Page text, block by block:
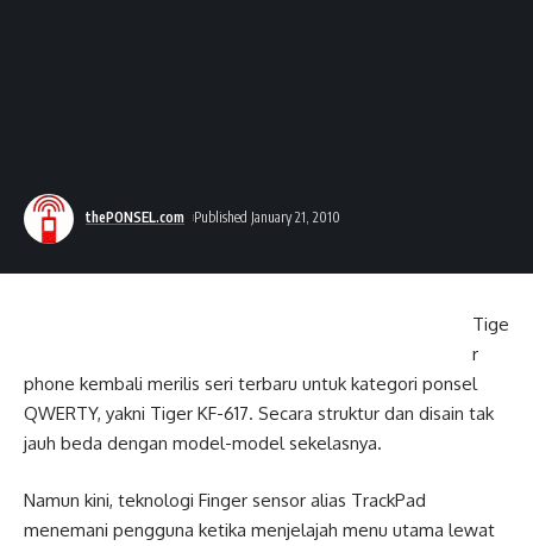
thePONSEL.com Published January 21, 2010
Tige
r
phone kembali merilis seri terbaru untuk kategori ponsel
QWERTY, yakni Tiger KF-617. Secara struktur dan disain tak
jauh beda dengan model-model sekelasnya.
Namun kini, teknologi Finger sensor alias TrackPad
menemani pengguna ketika menjelajah menu utama lewat